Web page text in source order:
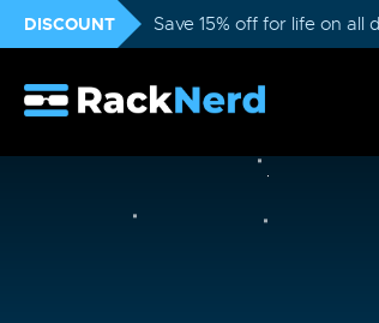
DISCOUNT Save 15% off for life on all